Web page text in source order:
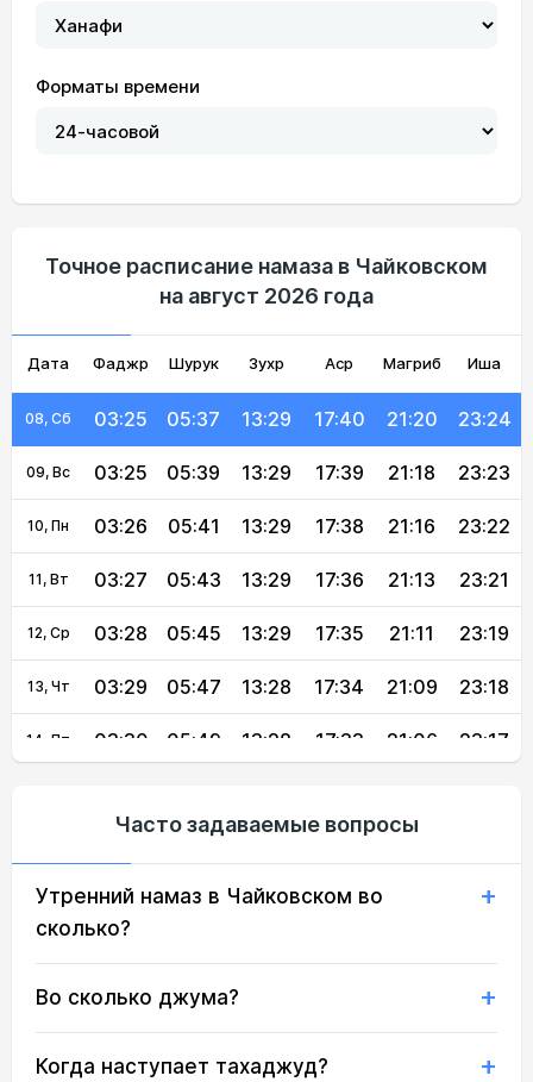
Форматы времени
Точное расписание намаза в Чайковском
на август 2026 года
Дата Фаджр Шурук Зухр Аср Магриб Иша
02, Вс 03:19 05:25
04, Вт 03:21 05:29 13:30 17:44 21:29 23:29
05, Ср 03:22 05:31 13:30 17:43 21:27 23:28
17:42
07, Пт 03:24 05:35 13:29 17:41 21:22 23:26
08, Сб 03:25 05:37 13:29 17:40 21:20 23:24
09, Вс 03:25 05:39 13:29 17:39 21:18 23:23
10, Пн 03:26 05:41 13:29 17:38 21:16 23:22
11, Вт 03:27 05:43 13:29 17:36 21:13 23:21
12, Ср 03:28 05:45 13:29 17:35 21:11 23:19
13, Чт 03:29 05:47 13:28 17:34 21:09 23:18
14, Пт 03:30 05:49 13:28 17:33 21:06 23:17
17, Пн 03:32 05:55 13:28 17:29 23:13
19, Ср 03:34 05:59 23:10
20, Чт 03:35 06:01 13:27 17:25 23:06
Часто задаваемые вопросы
Утренний намаз в Чайковском во
сколько?
Во сколько джума?
Когда наступает тахаджуд?